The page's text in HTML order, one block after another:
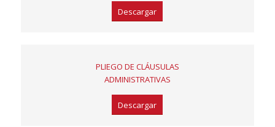
Descargar
PLIEGO DE CLÁUSULAS
ADMINISTRATIVAS
Descargar